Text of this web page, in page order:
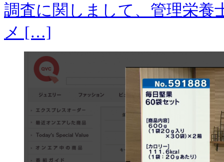
調査に関しまして、管理栄養
メ […]